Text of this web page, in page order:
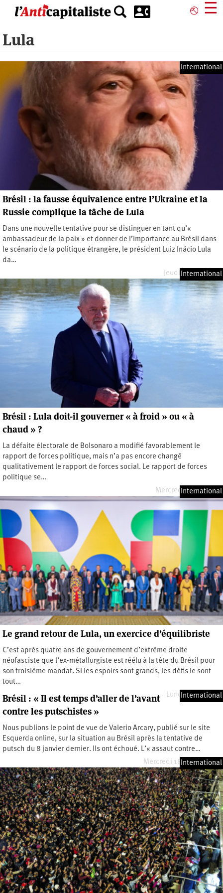
principal
⎋ ☰
Lula
International
Brésil : la fausse équivalence entre l’Ukraine et la
Russie complique la tâche de Lula
Dans une nouvelle tentative pour se distinguer en tant qu’«
ambassadeur de la paix » et donner de l’importance au Brésil dans
le scénario de la politique étrangère, le président Luiz Inácio Lula
da…
Jeudi 27 avril 2023
International
Brésil : Lula doit-il gouverner « à froid » ou « à
chaud » ?
La défaite électorale de Bolsonaro a modifié favorablement le
rapport de forces politique, mais n’a pas encore changé
qualitativement le rapport de forces social. Le rapport de forces
politique se…
Mercredi 5 avril 2023
International
Le grand retour de Lula, un exercice d’équilibriste
C’est après quatre ans de gouvernement d’extrême droite
néofasciste que l’ex-métallurgiste est réélu à la tête du Brésil pour
son troisième mandat. Si les espoirs sont grands, les défis le sont
tout…
Lundi 3 avril 2023
International
Brésil : « Il est temps d’aller de l’avant
contre les putschistes »
Nous publions le point de vue de Valerio Arcary, publié sur le site
Esquerda online, sur la situation au Brésil après la tentative de
putsch du 8 janvier dernier. Ils ont échoué. L’« assaut contre…
Mercredi 18 janvier 2023
International